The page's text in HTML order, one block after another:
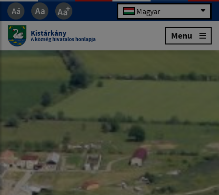
Magyar
Kistárkány
A község hivatalos honlapja Menu